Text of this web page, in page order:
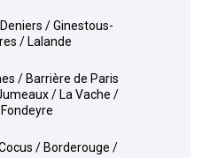
/ Lalande
/ La Vache /